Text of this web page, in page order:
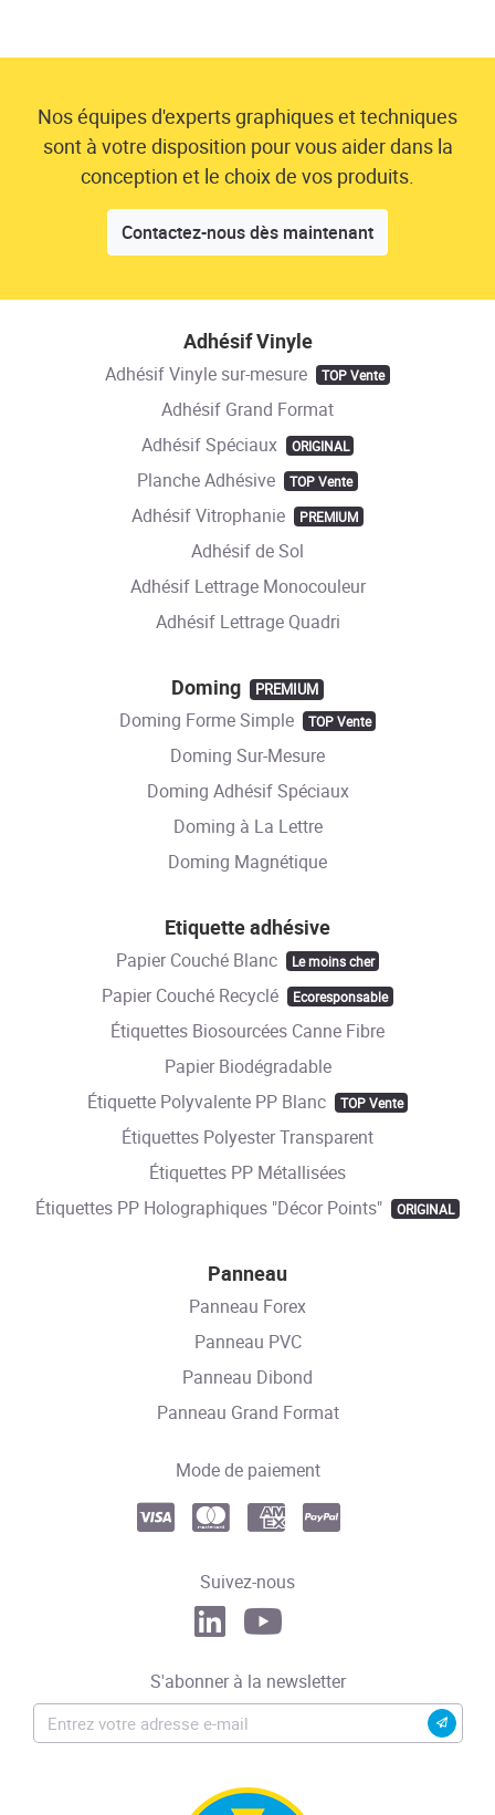
Nos équipes d'experts graphiques et techniques
sont à votre disposition pour vous aider dans la
conception et le choix de vos produits.
Contactez-nous dès maintenant
Adhésif Vinyle
Adhésif Vinyle sur-mesure TOP Vente
Adhésif Grand Format
Adhésif Spéciaux
ORIGINAL
Planche Adhésive TOP Vente
Adhésif Vitrophanie PREMIUM
Adhésif de Sol
Adhésif Lettrage Monocouleur
Adhésif Lettrage Quadri
Doming PREMIUM
Doming Forme Simple TOP Vente
Doming Sur-Mesure
Doming Adhésif Spéciaux
Doming à La Lettre
Doming Magnétique
Etiquette adhésive
Papier Couché Blanc Le moins cher
Papier Couché Recyclé Ecoresponsable
Étiquettes Biosourcées Canne Fibre
Papier Biodégradable
Étiquette Polyvalente PP Blanc
TOP Vente
Étiquettes Polyester Transparent
Étiquettes PP Métallisées
Étiquettes PP Holographiques "Décor Points"
ORIGINAL
Panneau
Panneau Forex
Panneau PVC
Panneau Dibond
Panneau Grand Format
Mode de paiement
Suivez-nous
S'abonner à la newsletter